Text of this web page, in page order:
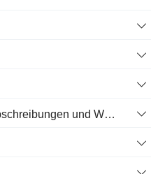
Geschäftssegmente - Abschreibungen und Wertminderungen